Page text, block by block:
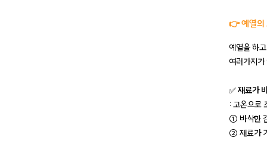
👉 예열의
예열을 하
여러가지
✅재료가
: 고온으로
① 바삭한
② 재료가